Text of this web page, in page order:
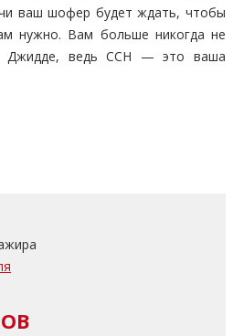
ваш шофер будет ждать, чтобы
нужно. Вам больше никогда не
Джидде, ведь CCH — это ваша